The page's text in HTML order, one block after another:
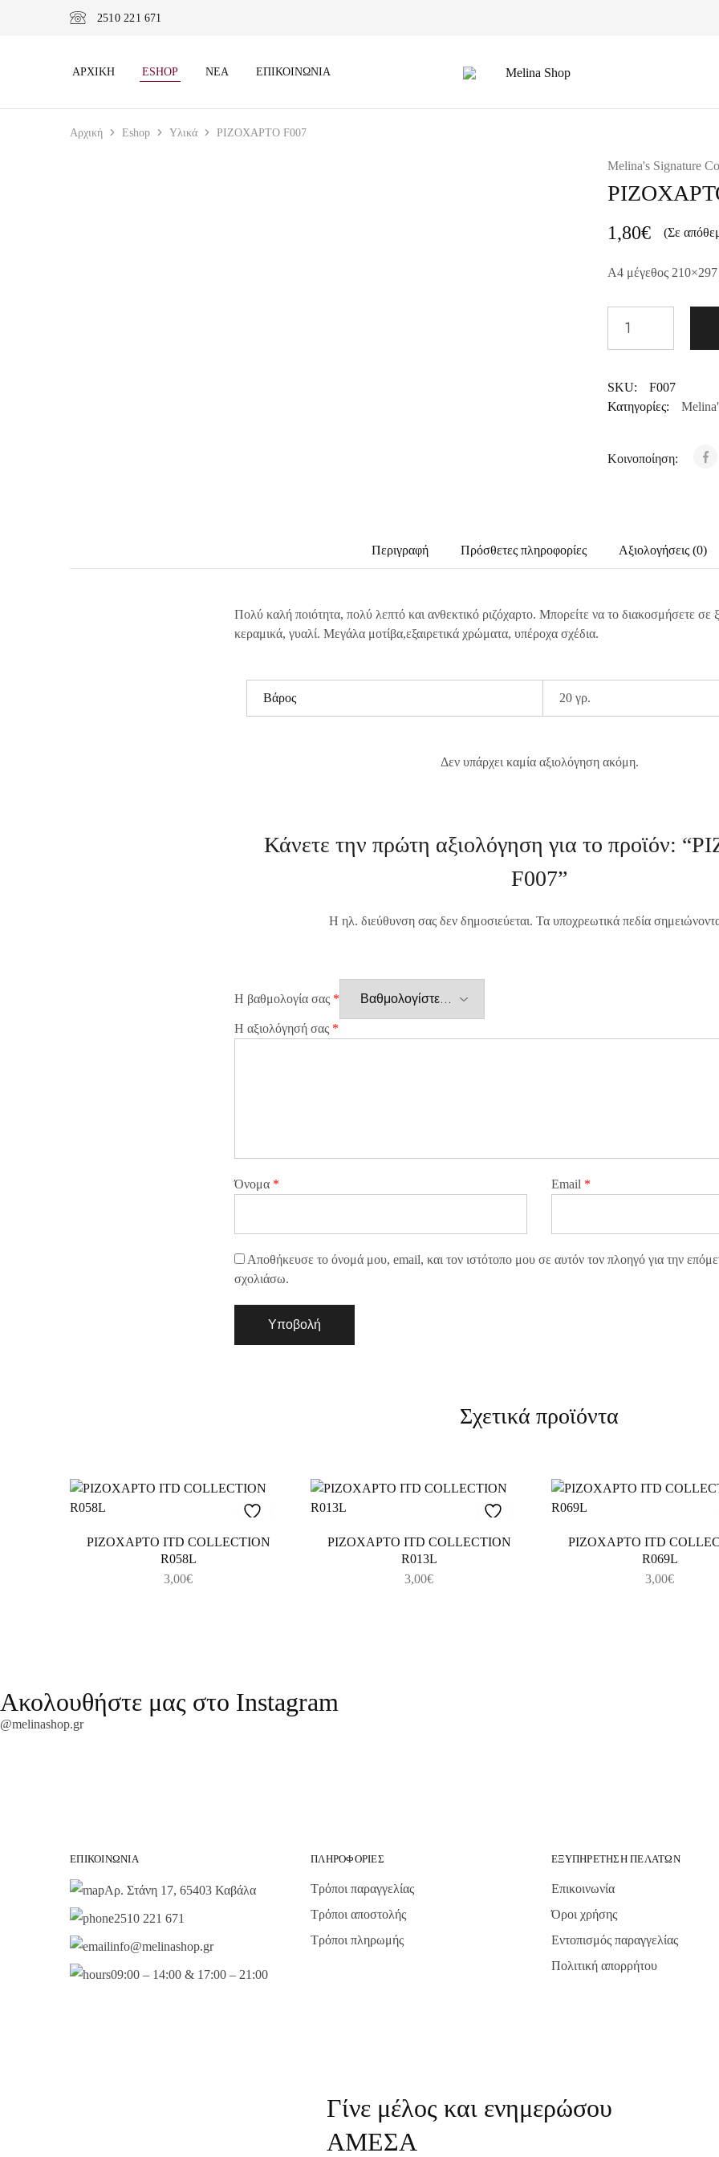
2510 221 671
ΑΡΧΙΚΉ ESHOP ΝΈΑ ΕΠΙΚΟΙΝΩΝΊΑ
Melina
Αρχική Eshop Υλικά ΡΙΖΟΧΑΡΤΟ F007
Melina's Signature
1,80€ (Σε
A4 μέγεθος
SKU:
F007
Κατηγορίες:
Κοινοποίηση:
Περιγραφή Πρόσθετες πληροφορίες Αξιολογήσεις (0)
Πολύ καλή ποιότητα, πολύ λεπτό και ανθεκτικό ριζόχαρτο. Μπορείτε να το διακοσμήσετε
κεραμικά, γυαλί. Μεγάλα μοτίβα,εξαιρετικά χρώματα, υπέροχα σχέδια.
Βάρος 20 γρ.
Δεν υπάρχει καμία αξιολόγηση ακόμη.
Κάνετε την πρώτη αξιολόγηση για το προϊόν:
F007”
Η ηλ. διεύθυνση σας δεν δημοσιεύεται. Τα υποχρεωτικά πεδία
Η βαθμολογία σας *
Η αξιολόγησή σας *
Όνομα * Email *
Αποθήκευσε το όνομά μου, email, και τον ιστότοπο μου σε αυτόν τον πλοηγό για την
σχολιάσω.
Σχετικά προϊόντα
ΡΙΖΟΧΑΡΤΟ ITD COLLECTION
R058L
3,00€
ΡΙΖΟΧΑΡΤΟ ITD COLLECTION
R013L
3,00€
ΡΙΖΟΧΑΡΤΟ ITD
R069L
3,00€
Ακολουθήστε μας στο Instagram
@melinashop.gr
ΕΠΙΚΟΙΝΩΝΊΑ
Αρ. Στάνη 17, 65403 Καβάλα
2510 221 671
info@melinashop.gr
09:00 – 14:00 & 17:00 – 21:00
ΠΛΗΡΟΦΟΡΊΕΣ
Τρόποι παραγγελίας
Τρόποι αποστολής
Τρόποι πληρωμής
ΕΞΥΠΗΡΈΤΗΣΗ ΠΕΛΑΤΏΝ
Επικοινωνία
Όροι χρήσης
Εντοπισμός παραγγελίας
Πολιτική απορρήτου
Γίνε μέλος και ενημερώσου
ΑΜΕΣΑ